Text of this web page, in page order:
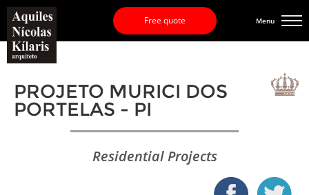
Free quote Menu
PROJETO MURICI DOS
PORTELAS - PI
Residential Projects